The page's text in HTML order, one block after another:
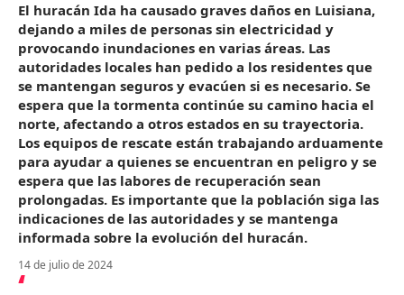
El huracán Ida ha causado graves daños en Luisiana,
dejando a miles de personas sin electricidad y
provocando inundaciones en varias áreas. Las
autoridades locales han pedido a los residentes que
se mantengan seguros y evacúen si es necesario. Se
espera que la tormenta continúe su camino hacia el
norte, afectando a otros estados en su trayectoria.
Los equipos de rescate están trabajando arduamente
para ayudar a quienes se encuentran en peligro y se
espera que las labores de recuperación sean
prolongadas. Es importante que la población siga las
indicaciones de las autoridades y se mantenga
informada sobre la evolución del huracán.
14 de julio de 2024